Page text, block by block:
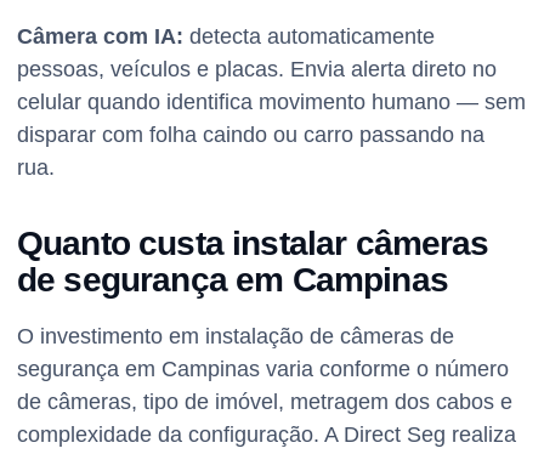
Câmera com IA: detecta automaticamente
pessoas, veículos e placas. Envia alerta direto no
celular quando identifica movimento humano — sem
disparar com folha caindo ou carro passando na
rua.
Quanto custa instalar câmeras
de segurança em Campinas
O investimento em instalação de câmeras de
segurança em Campinas varia conforme o número
de câmeras, tipo de imóvel, metragem dos cabos e
complexidade da configuração. A Direct Seg realiza